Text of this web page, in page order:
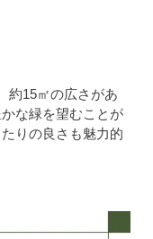
約15㎡の広さがあ
な緑を望むことが
りの良さも魅力的